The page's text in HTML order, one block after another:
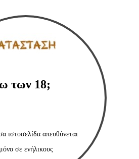
των 18;
ιστοσελίδα απευθύνεται
μόνο σε ενήλικους